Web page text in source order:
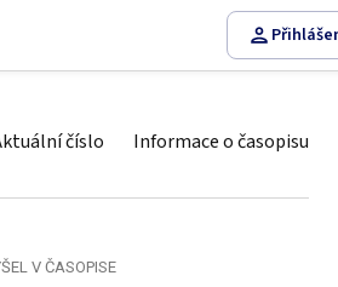
číslo Informace o časopisu
V ČASOPISE